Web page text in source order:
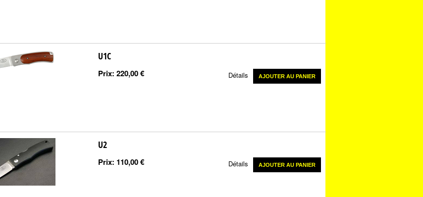
U1C
Prix: 220,00 € Détails AJOUTER AU PANIER
U2
Prix: 110,00 € Détails AJOUTER AU PANIER